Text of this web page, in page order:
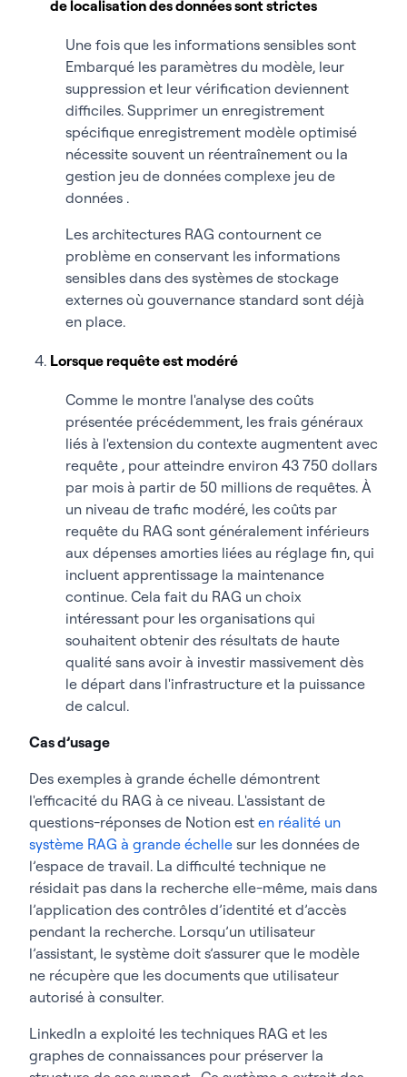
de localisation des données sont strictes
Une fois que les informations sensibles sont
Embarqué les paramètres du modèle, leur
suppression et leur vérification deviennent
difficiles. Supprimer un enregistrement
spécifique enregistrement modèle optimisé
nécessite souvent un réentraînement ou la
gestion jeu de données complexe jeu de
données .
Les architectures RAG contournent ce
problème en conservant les informations
sensibles dans des systèmes de stockage
externes où gouvernance standard sont déjà
en place.
Lorsque requête est modéré
Comme le montre l'analyse des coûts
présentée précédemment, les frais généraux
liés à l'extension du contexte augmentent avec
requête , pour atteindre environ 43 750 dollars
par mois à partir de 50 millions de requêtes. À
un niveau de trafic modéré, les coûts par
requête du RAG sont généralement inférieurs
aux dépenses amorties liées au réglage fin, qui
incluent apprentissage la maintenance
continue. Cela fait du RAG un choix
intéressant pour les organisations qui
souhaitent obtenir des résultats de haute
qualité sans avoir à investir massivement dès
le départ dans l'infrastructure et la puissance
de calcul.
Cas d’usage
Des exemples à grande échelle démontrent
l'efficacité du RAG à ce niveau. L'assistant de
questions-réponses de Notion est en réalité un
système RAG à grande échelle sur les données de
l’espace de travail. La difficulté technique ne
résidait pas dans la recherche elle-même, mais dans
l’application des contrôles d’identité et d’accès
pendant la recherche. Lorsqu’un utilisateur
l’assistant, le système doit s’assurer que le modèle
ne récupère que les documents que utilisateur
autorisé à consulter.
LinkedIn a exploité les techniques RAG et les
graphes de connaissances pour préserver la